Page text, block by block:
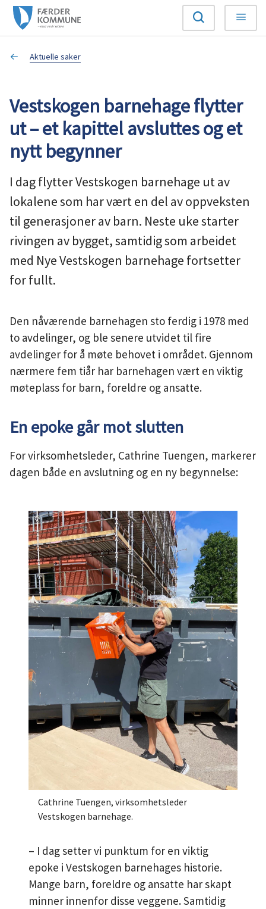
F
æ
d
e
r
k
o
m
m
n
e
Søk Meny
Du
her:
Aktuelle saker
Vestskogen barnehage flytter
ut – et kapittel avsluttes og et
nytt begynner
I dag flytter Vestskogen barnehage ut av
lokalene som har vært en del av oppveksten
til generasjoner av barn. Neste uke starter
rivingen av bygget, samtidig som arbeidet
med Nye Vestskogen barnehage fortsetter
for fullt.
Den nåværende barnehagen sto ferdig i 1978 med
to avdelinger, og ble senere utvidet til fire
avdelinger for å møte behovet i området. Gjennom
nærmere fem tiår har barnehagen vært en viktig
møteplass for barn, foreldre og ansatte.
En epoke går mot slutten
For virksomhetsleder, Cathrine Tuengen, markerer
dagen både en avslutning og en ny begynnelse:
Cathrine Tuengen, virksomhetsleder
Vestskogen barnehage.
– I dag setter vi punktum for en viktig
epoke i Vestskogen barnehages historie.
Mange barn, foreldre og ansatte har skapt
minner innenfor disse veggene. Samtidig